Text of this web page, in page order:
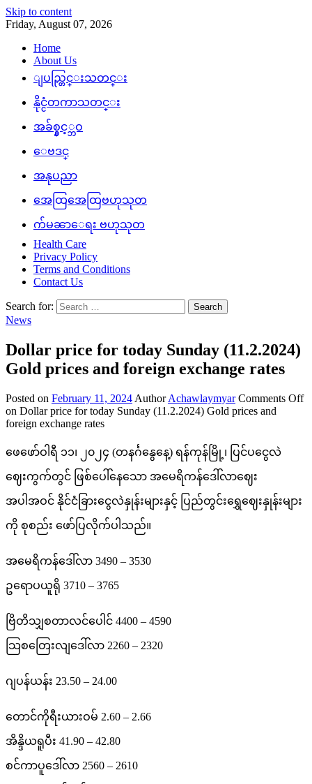
Skip to content
Friday, August 07, 2026
Home
About Us
ျပည္တြင္းသတင္း
နိုင္ငံတကာသတင္း
အခ်စ္နွင့္ဘဝ
ေဗဒင္
အနုပညာ
အေထြအေထြဗဟုသုတ
က်မၼာေရး ဗဟုသုတ
Health Care
Privacy Policy
Terms and Conditions
Contact Us
Search for:
News
Dollar price for today Sunday (11.2.2024)
Gold prices and foreign exchange rates
Posted on February 11, 2024 Author Achawlaymyar Comments Off
on Dollar price for today Sunday (11.2.2024) Gold prices and
foreign exchange rates
ဖေဖော်ဝါရီ ၁၁၊ ၂၀၂၄ (တနင်္ဂနွေနေ့) ရန်ကုန်မြို့၊ ပြင်ပငွေလဲ
ဈေးကွက်တွင် ဖြစ်ပေါ်နေသော အမေရိကန်ဒေါ်လာဈေး
အပါအဝင် နိုင်ငံခြားငွေလဲနှုန်းများနှင့် ပြည်တွင်းရွှေဈေးနှုန်းများ
ကို စုစည်း ဖော်ပြလိုက်ပါသည်။
အမေရိကန်ဒေါ်လာ 3490 – 3530
ဥရောပယူရို 3710 – 3765
ဗြိတိသျှစတာလင်ပေါင် 4400 – 4590
သြစတြေးလျဒေါ်လာ 2260 – 2320
ဂျပန်ယန်း 23.50 – 24.00
တောင်ကိုရီးယားဝမ် 2.60 – 2.66
အိန္ဒိယရူပီး 41.90 – 42.80
စင်ကာပူဒေါ်လာ 2560 – 2610